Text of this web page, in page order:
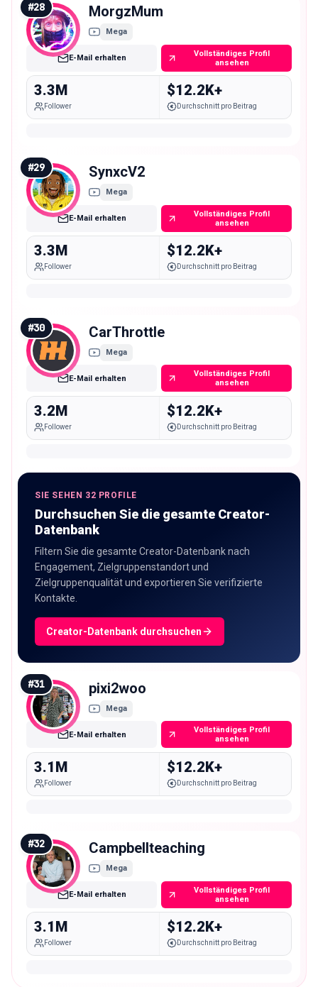
#28 MorgzMum
Mega
E-Mail erhalten
Vollständiges Profil
ansehen
3.3M
Follower
$12.2K+
Durchschnitt pro Beitrag
#29 SynxcV2
Mega
E-Mail erhalten
Vollständiges Profil
ansehen
3.3M
Follower
$12.2K+
Durchschnitt pro Beitrag
#30 CarThrottle
Mega
E-Mail erhalten
Vollständiges Profil
ansehen
3.2M
Follower
$12.2K+
Durchschnitt pro Beitrag
SIE SEHEN 32 PROFILE
Durchsuchen Sie die gesamte Creator-
Datenbank
Filtern Sie die gesamte Creator-Datenbank nach
Engagement, Zielgruppenstandort und
Zielgruppenqualität und exportieren Sie verifizierte
Kontakte.
Creator-Datenbank durchsuchen
#31 pixi2woo
Mega
E-Mail erhalten
Vollständiges Profil
ansehen
3.1M
Follower
$12.2K+
Durchschnitt pro Beitrag
#32 Campbellteaching
Mega
E-Mail erhalten
Vollständiges Profil
ansehen
3.1M
Follower
$12.2K+
Durchschnitt pro Beitrag